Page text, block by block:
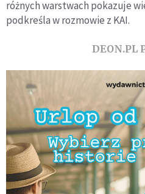
różnych warstwach pokazuje
podkreśla w rozmowie z KAI.
DEON.PL